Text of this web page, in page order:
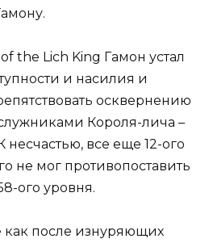
the Lich King Гамон устал
и насилия и
осквернению
Короля-лича –
все еще 12-ого
не мог противопоставить
ого уровня.
после изнуряющих